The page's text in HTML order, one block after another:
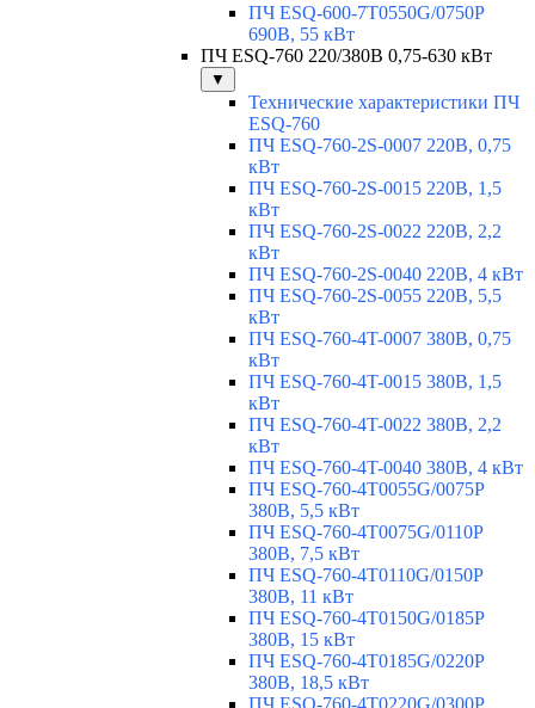
ПЧ ESQ-600-7T0550G/0750P
690В, 55 кВт
ПЧ ESQ-760 220/380В 0,75-630 кВт
▼
Технические характеристики ПЧ
ESQ-760
ПЧ ESQ-760-2S-0007 220В, 0,75
кВт
ПЧ ESQ-760-2S-0015 220В, 1,5
кВт
ПЧ ESQ-760-2S-0022 220В, 2,2
кВт
ПЧ ESQ-760-2S-0040 220В, 4 кВт
ПЧ ESQ-760-2S-0055 220В, 5,5
кВт
ПЧ ESQ-760-4T-0007 380В, 0,75
кВт
ПЧ ESQ-760-4T-0015 380В, 1,5
кВт
ПЧ ESQ-760-4T-0022 380В, 2,2
кВт
ПЧ ESQ-760-4T-0040 380В, 4 кВт
ПЧ ESQ-760-4T0055G/0075P
380В, 5,5 кВт
ПЧ ESQ-760-4T0075G/0110P
380В, 7,5 кВт
ПЧ ESQ-760-4T0110G/0150P
380В, 11 кВт
ПЧ ESQ-760-4T0150G/0185P
380В, 15 кВт
ПЧ ESQ-760-4T0185G/0220P
380В, 18,5 кВт